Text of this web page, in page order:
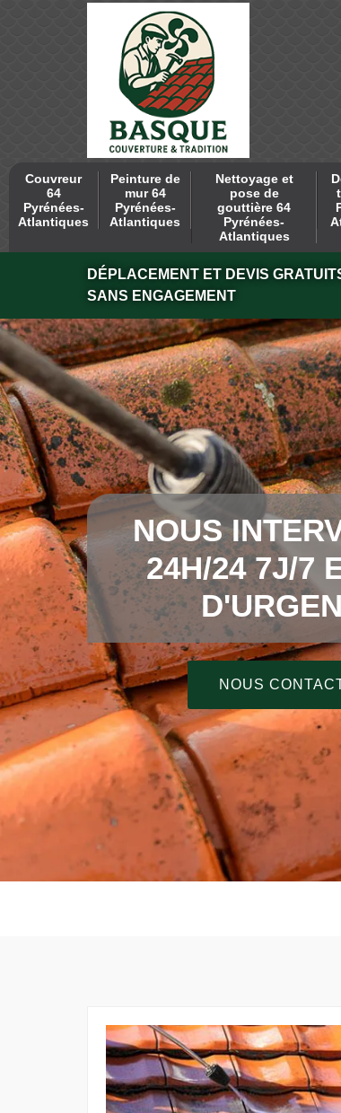
Couvreur
64
Pyrénées-
Atlantiques
Peinture de
mur 64
Pyrénées-
Atlantiques
Nettoyage et
pose de
gouttière 64
Pyrénées-
Atlantiques
DÉPLACEMENT ET DEVIS
SANS ENGAGEMENT
NOUS
24H/24 7J/7
NOUS